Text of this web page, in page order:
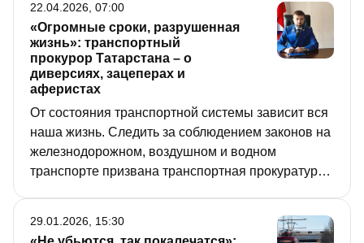
«Огромные сроки, разрушенная
жизнь»: транспортный
прокурор Татарстана – о
диверсиях, зацеперах и
аферистах
От состояния транспортной системы зависит вся
наша жизнь. Следить за соблюдением законов на
железнодорожном, воздушном и водном
транспорте призвана транспортная прокуратура.
чреваты для исполнителей диверсии на железной
22.04.2026, 07:00
29.01.2026, 15:30